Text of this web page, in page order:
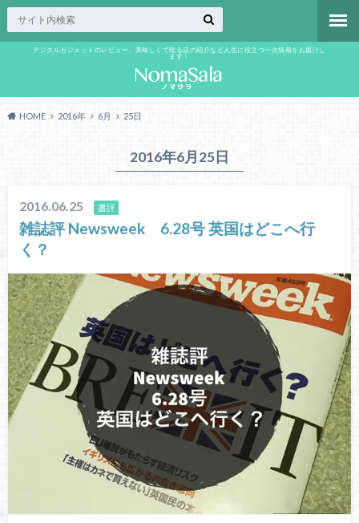
デジタルガジェットのレビュー、美味しくて唸る店の紹介など人生に役立つ一次情報をお届けし
ます！
HOME 2016年 6月 25日
2016年6月25日
2016.06.25 書評
雑誌評 Newsweek 6.28号 英国はどこへ行
く？